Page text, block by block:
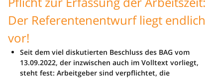
Der Referentenentwurf liegt endlich
vor!
Seit dem viel diskutierten Beschluss des BAG vom
13.09.2022, der inzwischen auch im Volltext vorliegt,
steht fest: Arbeitgeber sind verpflichtet, die